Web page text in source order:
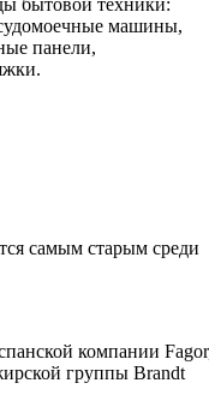
бытовой техники:
машины,
панели,
самым старым среди
компании
группы Brandt